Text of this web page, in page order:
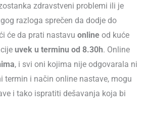
zdravstveni problemi ili je
razloga sprečen da dodje do
će da prati nastavu online od kuće
uvek u terminu od 8.30h. Online
, i svi oni kojima nije odgovarala ni
termin i način online nastave, mogu
i tako ispratiti dešavanja koja bi